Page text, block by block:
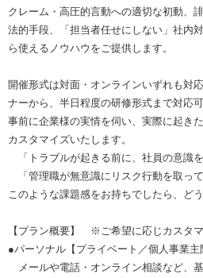
クレーム・高圧的言動への適切な初動、
法的手段、「担当者任せにしない」社内
ら使えるノウハウをご提供します。
開催形式は対面・オンラインいずれも対
ナーから、半日程度の研修形式まで対応可
事前に企業様の実情を伺い、実際に起き
カスタマイズいたします。
「トラブルが起きる前に、社員の意識を
「管理職が無意識にリスク行動を取って
このような課題感をお持ちでしたら、ど
【プラン概要】 ※ご希望に応じカスタ
●パーソナル【プライベート／個人事業主
メールや電話・オンライン相談など、